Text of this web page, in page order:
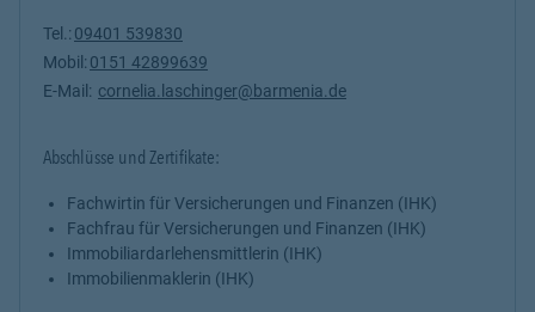
Tel.: 09401 539830
Mobil: 0151 42899639
E-Mail: cornelia.laschinger@barmenia.de
Abschlüsse und Zertifikate:
Fachwirtin für Versicherungen und Finanzen (IHK)
Fachfrau für Versicherungen und Finanzen (IHK)
Immobiliardarlehensmittlerin (IHK)
Immobilienmaklerin (IHK)